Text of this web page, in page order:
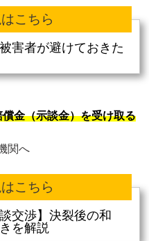
こちら
害者が避けておきた
金（示談金）を受け取る
関へ
こちら
交渉】決裂後の和
を解説